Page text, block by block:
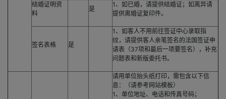
结婚证明资
料
是
1、如已婚，请提供结婚证；如离异请
提供离婚证复印件。
签名表格 是
1、如客人不用前往签证中心录取指
纹，请提供客人亲笔签名的法国签证申
请表（37项和最后一项要签名），补充
问题表和新版委托书。
请用单位抬头纸打印，需包含以下信
息：（请参考网站模板）
1、单位地址、电话和传真号码；